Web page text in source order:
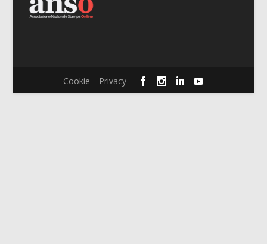
Cookie Privacy